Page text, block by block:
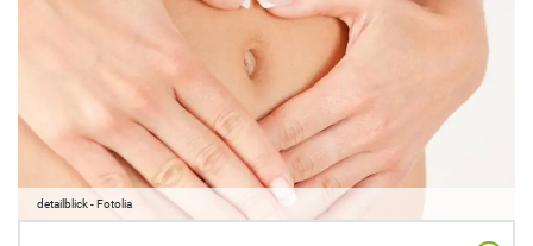
detailblick - Fotolia